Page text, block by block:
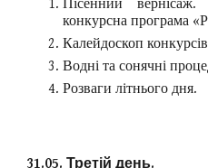
Пісенний
конкурсна програма
Калейдоскоп
Водні та сонячні
Розваги літнього дня.
31.05. Третій день.